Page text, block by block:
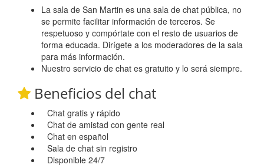
La sala de San Martin es una sala de chat pública, no
se permite facilitar información de terceros. Se
respetuoso y compórtate con el resto de usuarios de
forma educada. Dirígete a los moderadores de la sala
para más información.
Nuestro servicio de chat es gratuito y lo será siempre.
Beneficios del chat
Chat gratis y rápido
Chat de amistad con gente real
Chat en español
Sala de chat sin registro
Disponible 24/7